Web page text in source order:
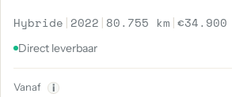
Hybride | 2022 | 80.755 km |€34.900
Direct leverbaar
Vanaf i